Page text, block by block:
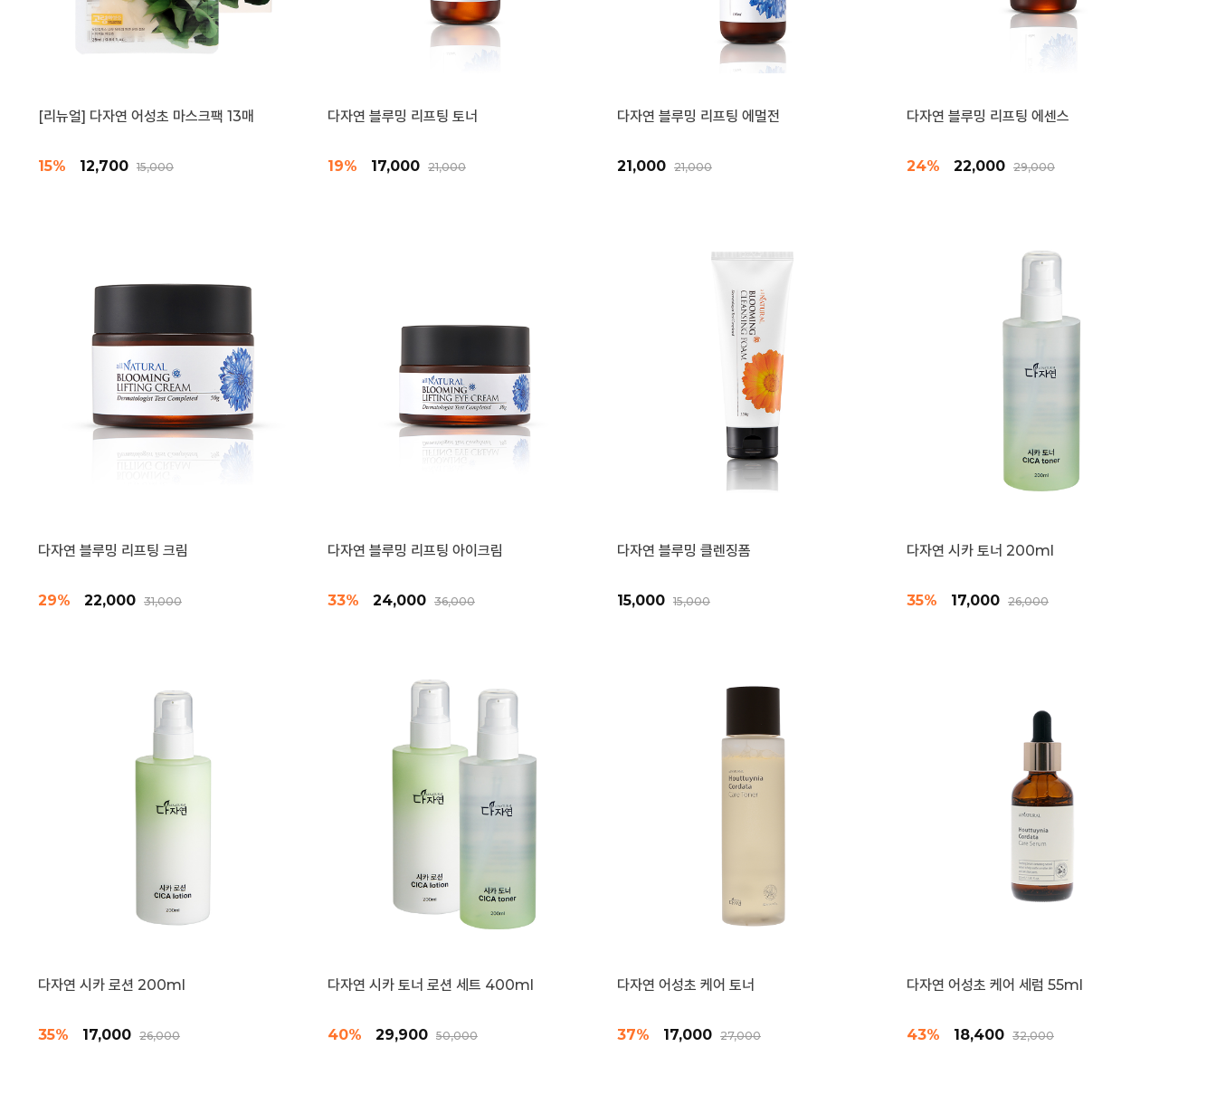
[리뉴얼] 다자연 어성초 마스크팩 13매
15% 12,700 15,000
다자연 블루밍 리프팅 토너
19% 17,000 21,000
다자연 블루밍 리프팅 에멀전
21,000 21,000
다자연 블루밍 리프팅 에센스
24% 22,000 29,000
다자연 블루밍 리프팅 크림
29% 22,000 31,000
다자연 블루밍 리프팅 아이크림
33% 24,000 36,000
다자연 블루밍 클렌징폼
15,000 15,000
다자연 시카 토너 200ml
35% 17,000 26,000
다자연 시카 로션 200ml
35% 17,000 26,000
다자연 시카 토너 로션 세트 400ml
40% 29,900 50,000
다자연 어성초 케어 토너
37% 17,000 27,000
다자연 어성초 케어 세럼 55ml
43% 18,400 32,000